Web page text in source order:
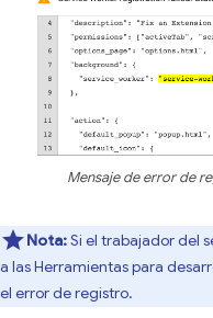
Mensaje de error de
Nota:Si el trabajador del
a las Herramientas para
el error de registro.